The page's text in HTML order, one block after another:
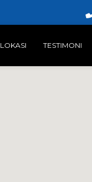
LOKASI TESTIMONI